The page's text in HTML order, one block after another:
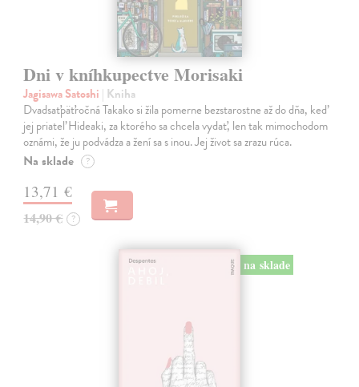
Dni v kníhkupectve Morisaki
Jagisawa Satoshi | Kniha
Dvadsaťpäťročná Takako si žila pomerne bezstarostne až do dňa, keď
jej priateľ Hideaki, za ktorého sa chcela vydať, len tak mimochodom
oznámi, že ju podvádza a žení sa s inou. Jej život sa zrazu rúca.
Na sklade ?
13,71 €
14,90 € ?
na sklade